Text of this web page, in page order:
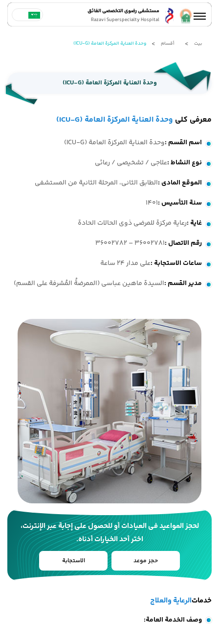
مستشفى رضوي التخصصي الفائق
Razavi Superspecialty Hospital
بيت أقسام وحدة العنایة المرکزة العامة (ICU-G)
وحدة العنایة المرکزة العامة (ICU-G)
معرفی کلی وحدة العنایة المرکزة العامة (ICU-G)
اسم القسم :وحدة العنایة المرکزة العامة (ICU-G)
نوع النشاط:علاجی / تشخیصی / رعائی
الموقع المادي :الطابق الثانی، المرحلة الثانیة من المستشفى
سنة التأسيس :
1401
غاية :رعایة مرکزة للمرضى ذوی الحالات الحادة
رقم الاتصال :
36002781 – 36002782
ساعات الاستجابة :على مدار 24 ساعة
مدير القسم :السیدة ماهین عباسی (الممرضةُ المُشرفة على القسم)
لحجز المواعيد في العيادات أو للحصول على إجابة عبر الإنترنت،
اختر أحد الخيارات أدناه.
حجز موعد الاستجابة
خدماتالرعاية والعلاج
وصف الخدمة العامة: